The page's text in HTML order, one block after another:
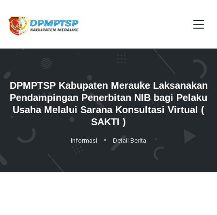
DPMPTSP Kabupaten Merauke Laksanakan
Pendampingan Penerbitan NIB bagi Pelaku
Usaha Melalui Sarana Konsultasi Virtual (
SAKTI )
Informasi Detail Berita